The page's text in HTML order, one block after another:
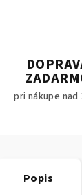
pri nákupe nad
Popis